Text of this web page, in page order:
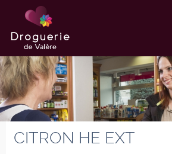
CITRON HE EXT